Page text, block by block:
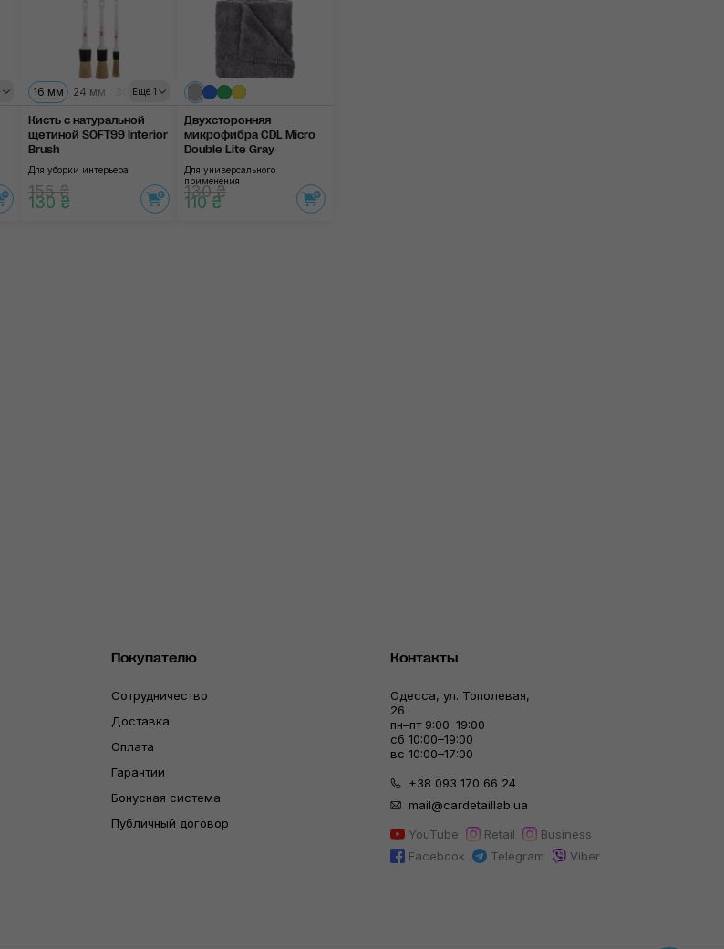
Еще 1
16 мм 24 мм 30 мм
Кисть с натуральной
щетиной SOFT99 Interior
Brush
Для уборки интерьера
155 ₴
130 ₴
Двухсторонняя
микрофибра CDL Micro
Double Lite Gray
Для универсального
применения
130 ₴
110 ₴
Покупателю
Сотрудничество
Доставка
Оплата
Гарантии
Бонусная система
Публичный договор
Контакты
Одесса, ул. Тополевая,
26
пн–пт 9:00–19:00
сб 10:00–19:00
вс 10:00–17:00
+38 093 170 66 24
mail@cardetaillab.ua
YouTube
Retail
Business
Facebook
Telegram Viber